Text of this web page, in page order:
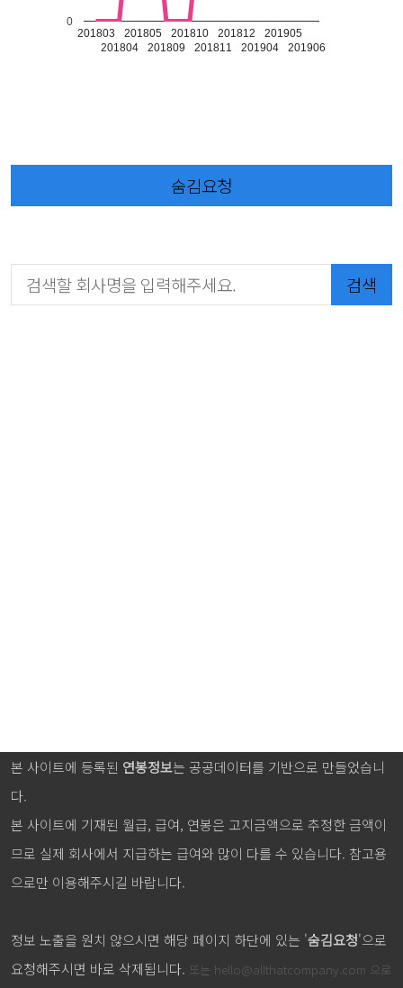
201803
201804
201805
201809
201810
201811
201812
201904
201905
201906
0
숨김요청
검색
본 사이트에 등록된 연봉정보는 공공데이터를 기반으로 만들었습니
다.
본 사이트에 기재된 월급, 급여, 연봉은 고지금액으로 추정한 금액이
므로 실제 회사에서 지급하는 급여와 많이 다를 수 있습니다. 참고용
으로만 이용해주시길 바랍니다.
정보 노출을 원치 않으시면 해당 페이지 하단에 있는 '숨김요청'으로
요청해주시면 바로 삭제됩니다. 또는 hello@allthatcompany.com 으로